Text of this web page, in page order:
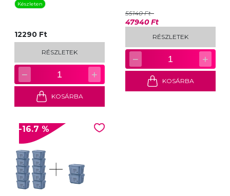
Készleten
12290 Ft
RÉSZLETEK
− 1 +
KOSÁRBA
55140 Ft
47940 Ft
RÉSZLETEK
− 1 +
KOSÁRBA
-16.7 %